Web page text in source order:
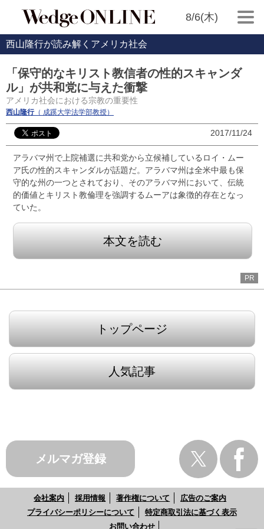
8/6(木)
西山隆行が読み解くアメリカ社会
「保守的なキリスト教信者の性的スキャンダ
ル」が共和党に与えた衝撃
アメリカ社会における宗教の重要性
西山隆行（ 成蹊大学法学部教授）
2017/11/24
アラバマ州で上院補選に共和党から立候補しているロイ・ムー
ア氏の性的スキャンダルが話題だ。アラバマ州は全米中最も保
守的な州の一つとされており、そのアラバマ州において、伝統
的価値とキリスト教倫理を強調するムーアは象徴的存在となっ
ていた。
本文を読む
PR
トップページ
人気記事
メルマガ登録
会社案内 採用情報 著作権について
広告のご案内
プライバシーポリシーについて
特定商取引法に基づく表示
お問い合わせ